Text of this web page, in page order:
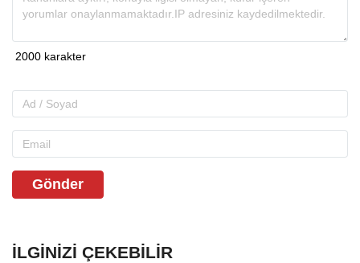
Gönder
İLGINIZI ÇEKEBILIR